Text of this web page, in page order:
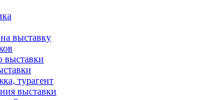
выставку
выставки
турагент
выставки